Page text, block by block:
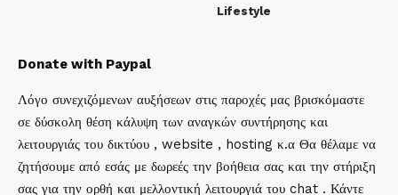
Lifestyle
Donate with Paypal
Λόγο συνεχιζόμενων αυξήσεων στις παροχές μας βρισκόμαστε
σε δύσκολη θέση κάλυψη των αναγκών συντήρησης και
λειτουργιάς του δικτύου , website , hosting κ.α Θα θέλαμε να
ζητήσουμε από εσάς με δωρεές την βοήθεια σας και την στήριξη
σας για την ορθή και μελλοντική λειτουργιά του chat . Κάντε